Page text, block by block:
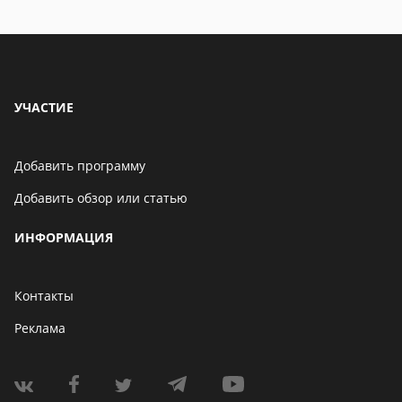
Бенчмарк AnTuTu
06 мая 2021
УЧАСТИЕ
Добавить программу
Добавить обзор или статью
ИНФОРМАЦИЯ
Контакты
Реклама